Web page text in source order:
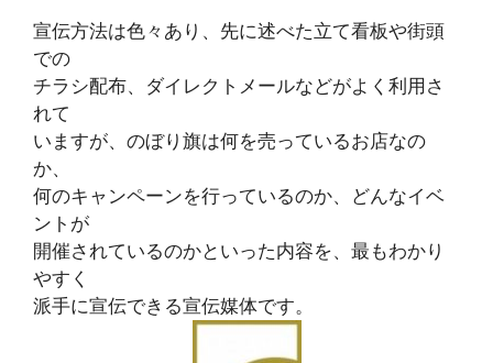
宣伝方法は色々あり、先に述べた立て看板や街頭
での
チラシ配布、ダイレクトメールなどがよく利用さ
れて
いますが、のぼり旗は何を売っているお店なの
か、
何のキャンペーンを行っているのか、どんなイベ
ントが
開催されているのかといった内容を、最もわかり
やすく
派手に宣伝できる宣伝媒体です。